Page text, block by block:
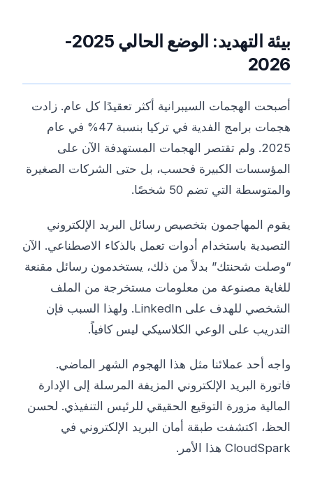
بيئة التهديد: الوضع الحالي 2025-
2026
أصبحت الهجمات السيبرانية أكثر تعقيدًا كل عام. زادت
هجمات برامج الفدية في تركيا بنسبة 47% في عام
2025. ولم تقتصر الهجمات المستهدفة الآن على
المؤسسات الكبيرة فحسب، بل حتى الشركات الصغيرة
والمتوسطة التي تضم 50 شخصًا.
يقوم المهاجمون بتخصيص رسائل البريد الإلكتروني
التصيدية باستخدام أدوات تعمل بالذكاء الاصطناعي. الآن
“وصلت شحنتك” بدلاً من ذلك، يستخدمون رسائل مقنعة
للغاية مصنوعة من معلومات مستخرجة من الملف
الشخصي للهدف على LinkedIn. ولهذا السبب فإن
التدريب على الوعي الكلاسيكي ليس كافياً.
واجه أحد عملائنا مثل هذا الهجوم الشهر الماضي.
فاتورة البريد الإلكتروني المزيفة المرسلة إلى الإدارة
المالية مزورة التوقيع الحقيقي للرئيس التنفيذي. لحسن
الحظ، اكتشفت طبقة أمان البريد الإلكتروني في
CloudSpark هذا الأمر.